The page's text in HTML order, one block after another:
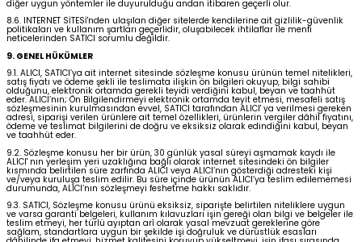
diğer uygun yöntemler ile duyurulduğu andan itibaren geçerli olur.
8.6. INTERNET SİTESİ'nden ulaşılan diğer sitelerde kendilerine ait gizlilik-güvenlik
politikaları ve kullanım şartları geçerlidir, oluşabilecek ihtilaflar ile menfi
neticelerinden SATICI sorumlu değildir.
9. GENEL HÜKÜMLER
9.1. ALICI, SATICI’ya ait internet sitesinde sözleşme konusu ürünün temel nitelikleri,
satış fiyatı ve ödeme şekli ile teslimata ilişkin ön bilgileri okuyup, bilgi sahibi
olduğunu, elektronik ortamda gerekli teyidi verdiğini kabul, beyan ve taahhüt
eder. ALICI’nın; Ön Bilgilendirmeyi elektronik ortamda teyit etmesi, mesafeli satış
sözleşmesinin kurulmasından evvel, SATICI tarafından ALICI' ya verilmesi gereken
adresi, siparişi verilen ürünlere ait temel özellikleri, ürünlerin vergiler dâhil fiyatını,
ödeme ve teslimat bilgilerini de doğru ve eksiksiz olarak edindiğini kabul, beyan
ve taahhüt eder.
9.2. Sözleşme konusu her bir ürün, 30 günlük yasal süreyi aşmamak kaydı ile
ALICI' nın yerleşim yeri uzaklığına bağlı olarak internet sitesindeki ön bilgiler
kısmında belirtilen süre zarfında ALICI veya ALICI’nın gösterdiği adresteki kişi
ve/veya kuruluşa teslim edilir. Bu süre içinde ürünün ALICI’ya teslim edilememesi
durumunda, ALICI’nın sözleşmeyi feshetme hakkı saklıdır.
9.3. SATICI, Sözleşme konusu ürünü eksiksiz, siparişte belirtilen niteliklere uygun
ve varsa garanti belgeleri, kullanım kılavuzları işin gereği olan bilgi ve belgeler ile
teslim etmeyi, her türlü ayıptan arî olarak yasal mevzuat gereklerine göre
sağlam, standartlara uygun bir şekilde işi doğruluk ve dürüstlük esasları